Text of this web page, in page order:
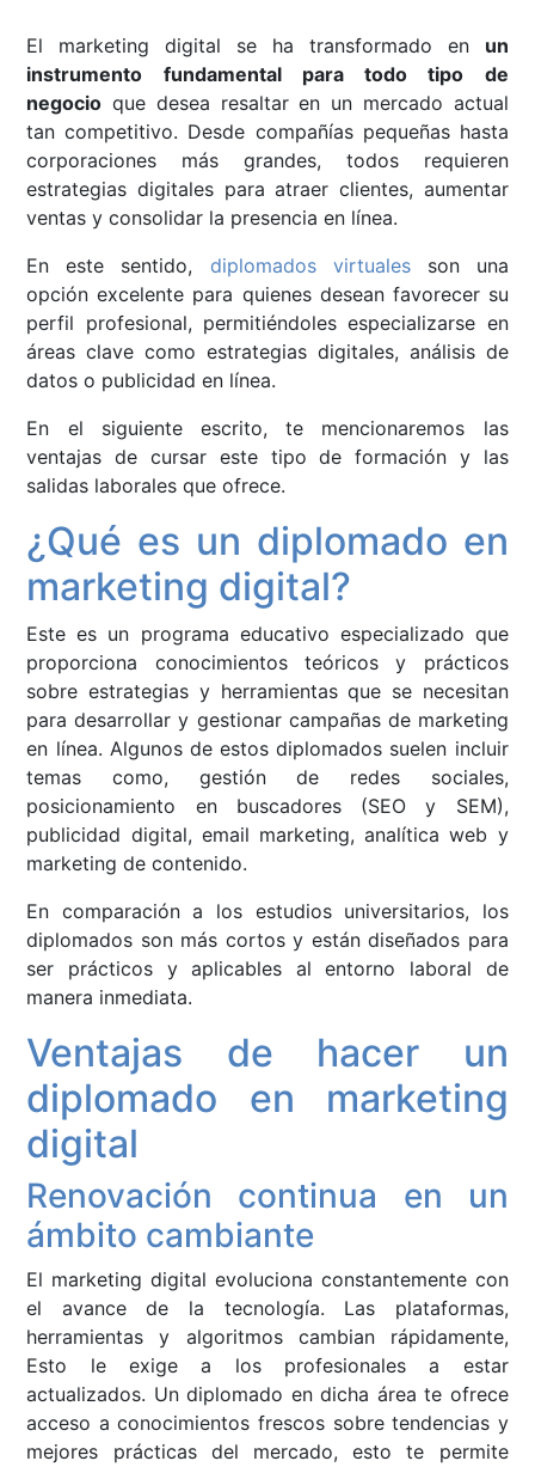
El marketing digital se ha transformado en un
instrumento fundamental para todo tipo de
negocio que desea resaltar en un mercado actual
tan competitivo. Desde compañías pequeñas hasta
corporaciones más grandes, todos requieren
estrategias digitales para atraer clientes, aumentar
ventas y consolidar la presencia en línea.
En este sentido, diplomados virtualesson una
opción excelente para quienes desean favorecer su
perfil profesional, permitiéndoles especializarse en
áreas clave como estrategias digitales, análisis de
datos o publicidad en línea.
En el siguiente escrito, te mencionaremos las
ventajas de cursar este tipo de formación y las
salidas laborales que ofrece.
¿Qué es un diplomado en
marketing digital?
Este es un programa educativo especializado que
proporciona conocimientos teóricos y prácticos
sobre estrategias y herramientas que se necesitan
para desarrollar y gestionar campañas de marketing
en línea. Algunos de estos diplomados suelen incluir
temas como, gestión de redes sociales,
posicionamiento en buscadores (SEO y SEM),
publicidad digital, email marketing, analítica web y
marketing de contenido.
En comparación a los estudios universitarios, los
diplomados son más cortos y están diseñados para
ser prácticos y aplicables al entorno laboral de
manera inmediata.
Ventajas de hacer un
diplomado en marketing
digital
Renovación continua en un
ámbito cambiante
El marketing digital evoluciona constantemente con
el avance de la tecnología. Las plataformas,
herramientas y algoritmos cambian rápidamente,
Esto le exige a los profesionales a estar
actualizados. Un diplomado en dicha área te ofrece
acceso a conocimientos frescos sobre tendencias y
mejores prácticas del mercado, esto te permite